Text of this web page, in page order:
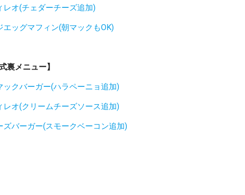
レオ(チェダーチーズ追加)
エッグマフィン(朝マックもOK)
裏メニュー】
ックバーガー(ハラペーニョ追加)
レオ(クリームチーズソース追加)
ズバーガー(スモークベーコン追加)